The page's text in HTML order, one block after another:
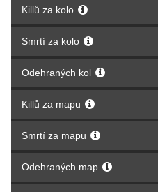
Killů za kolo
Smrtí za kolo
Odehraných kol
Killů za mapu
Smrtí za mapu
Odehraných map